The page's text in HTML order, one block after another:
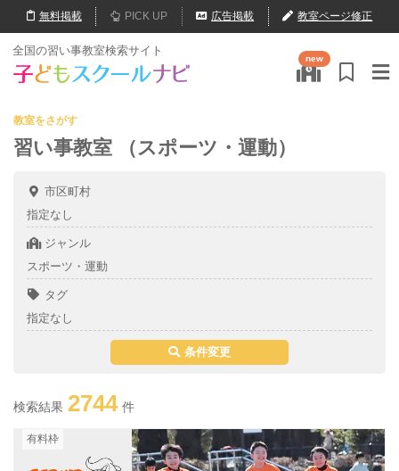
無料掲載 PICK UP 広告掲載 教室ページ修正
全国の習い事教室検索サイト
new
教室をさがす
習い事教室 （スポーツ・運動）
市区町村
指定なし
ジャンル
スポーツ・運動
タグ
指定なし
条件変更
検索結果 2744 件
有料枠